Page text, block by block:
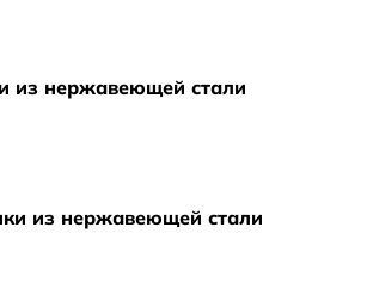
из нержавеющей стали
из нержавеющей стали